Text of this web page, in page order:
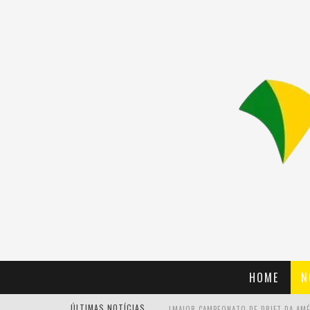
HOME
ÚLTIMAS NOTÍCIAS